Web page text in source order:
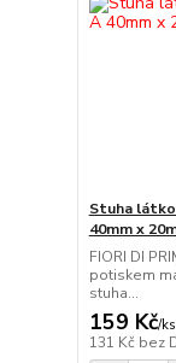
Stuha
40mm x
FIORI DI
potiskem
stuha...
159 Kč/ks
131 Kč bez